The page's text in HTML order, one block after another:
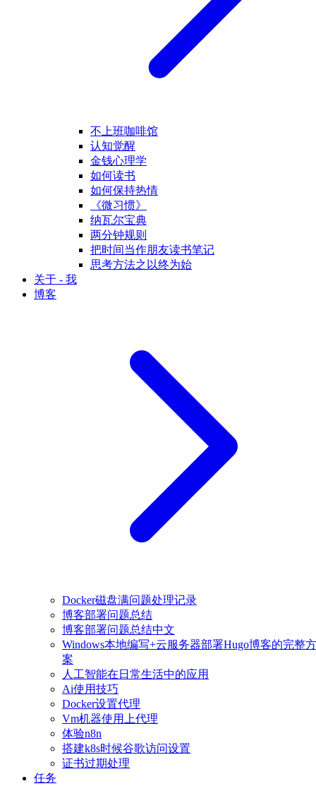
不上班咖啡馆
认知觉醒
金钱心理学
如何读书
如何保持热情
《微习惯》
纳瓦尔宝典
两分钟规则
把时间当作朋友读书笔记
思考方法之以终为始
关于 - 我
博客
Docker磁盘满问题处理记录
博客部署问题总结
博客部署问题总结中文
Windows本地编写+云服务器部署Hugo博客的完整方
案
人工智能在日常生活中的应用
Ai使用技巧
Docker设置代理
Vm机器使用上代理
体验n8n
搭建k8s时候谷歌访问设置
证书过期处理
任务